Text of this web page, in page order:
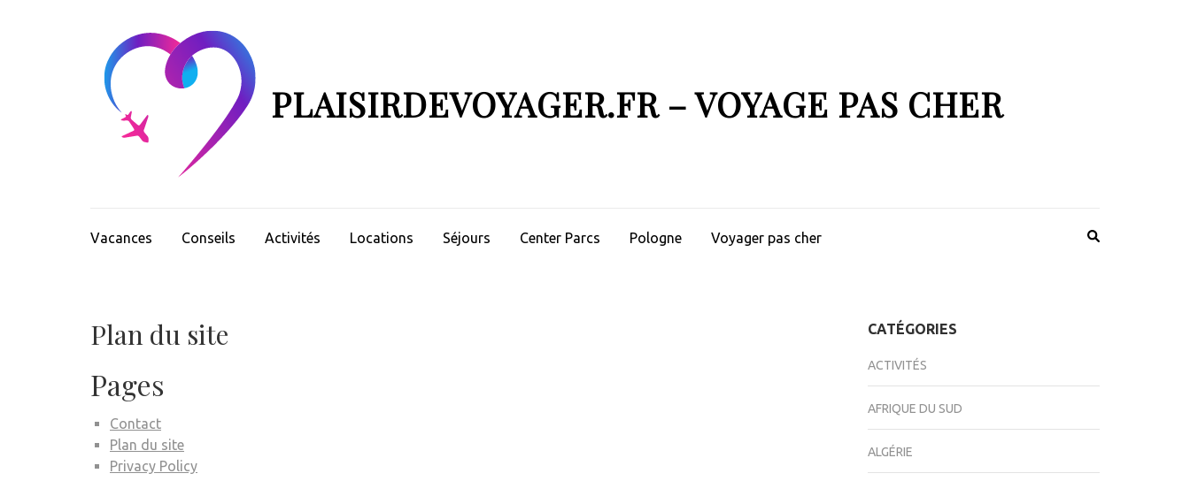
PLAISIRDEVOYAGER.FR – VOYAGE PAS CHER
Vacances Conseils Activités Locations Séjours Center Parcs Pologne Voyager pas cher
Plan du site
Pages
Contact
Plan du site
Privacy Policy
CATÉGORIES
ACTIVITÉS
AFRIQUE DU SUD
ALGÉRIE